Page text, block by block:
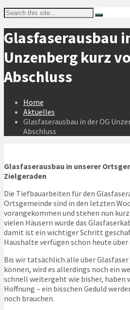
Glasfaserausbau
Unzenberg kurz
Abschluss
Home
Aktuelles
Glasfaserausbau in der OG
Abschluss
Glasfaserausbau in unserer
Zielgeraden
Die Tiefbauarbeiten für den
Ortsgemeinde sind in den letzten
vorangekommen und stehen nun
vielen Häusern wurde das
damit ist ein wichtiger Schritt
Haushalte verfügen schon heute über
Bis wir tatsächlich alle über
können, wird es allerdings noch ein
schnell weitergeht wie bisher, haben
Hoffnung – ein bisschen Geduld
noch brauchen.